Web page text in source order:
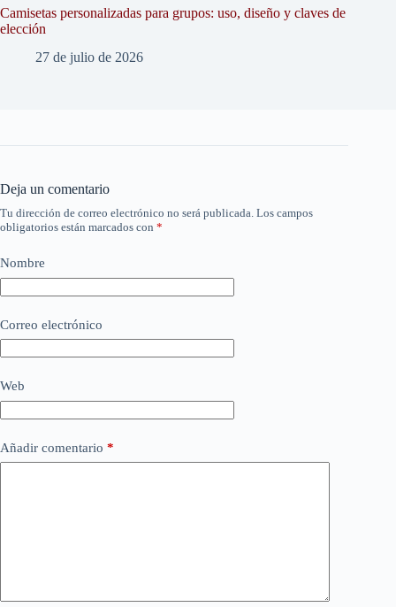
Camisetas personalizadas para grupos: uso, diseño y claves de
elección
27 de julio de 2026
Deja un comentario
Tu dirección de correo electrónico no será publicada. Los campos
obligatorios están marcados con *
Nombre
Correo electrónico
Web
Añadir comentario *